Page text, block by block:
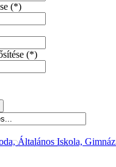
(*)
(*)
Általános Iskola,